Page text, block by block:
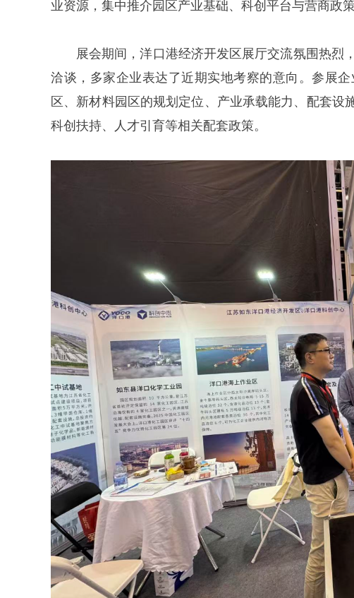
业资源，集中推介园区产业基础、科创平台与营商政策
展会期间，洋口港经济开发区展厅交流氛围热
洽谈，多家企业表达了近期实地考察的意向。参展
区、新材料园区的规划定位、产业承载能力、配套
科创扶持、人才引育等相关配套政策。